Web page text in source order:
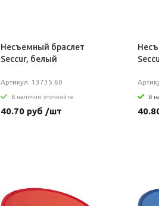
Несъемный браслет
Seccur, белый
Артикул: 13735.60
В наличии: уточняйте
40.70 руб /шт
В